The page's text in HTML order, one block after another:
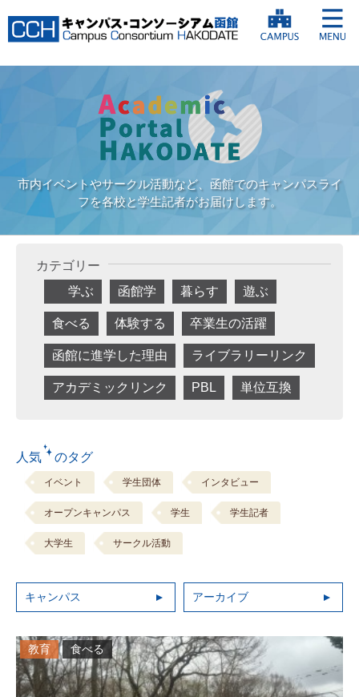
市内イベントやサークル活動など、函館でのキャンパスライ
フを各校と学生記者がお届けします。
カテゴリー
学ぶ
函館学 暮らす 遊ぶ
食べる 体験する 卒業生の活躍
函館に進学した理由 ライブラリーリンク
アカデミックリンク PBL 単位互換
人気 のタグ
イベント 学生団体 インタビュー
オープンキャンパス 学生 学生記者
大学生 サークル活動
キャンパス アーカイブ
教育 食べる